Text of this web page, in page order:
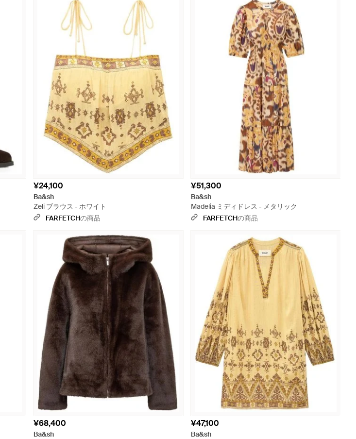
¥24,100
Ba&sh
Zeli ブラウス - ホワイト
FARFETCHの商品
¥51,300
Ba&sh
Madelia ミディドレス - メタリック
FARFETCHの商品
¥68,400
Ba&sh
¥47,100
Ba&sh